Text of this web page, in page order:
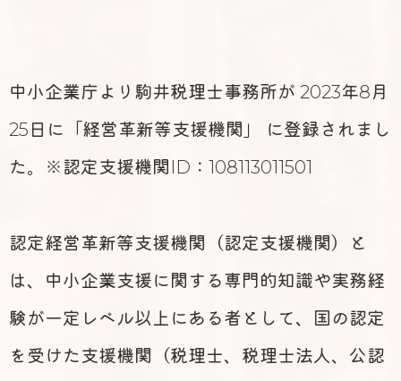
中小企業庁より駒井税理士事務所が 2023年8月
25日に「経営革新等支援機関」 に登録されまし
た。※認定支援機関ID：108113011501
認定経営革新等支援機関（認定支援機関）と
は、中小企業支援に関する専門的知識や実務経
験が一定レベル以上にある者として、国の認定
を受けた支援機関（税理士、税理士法人、公認